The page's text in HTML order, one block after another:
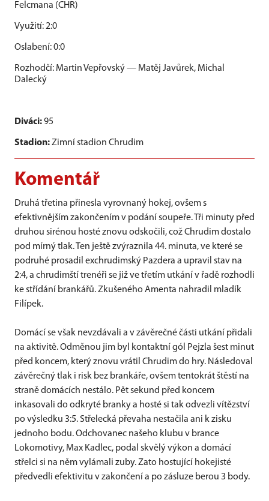
Felcmana (CHR)
Využití: 2:0
Oslabení: 0:0
Rozhodčí: Martin Vepřovský — Matěj Javůrek, Michal
Dalecký
Diváci:95
Stadion:Zimní stadion Chrudim
Komentář
Druhá třetina přinesla vyrovnaný hokej, ovšem s
efektivnějším zakončením v podání soupeře. Tři minuty před
druhou sirénou hosté znovu odskočili, což Chrudim dostalo
pod mírný tlak. Ten ještě zvýraznila 44. minuta, ve které se
podruhé prosadil exchrudimský Pazdera a upravil stav na
2:4, a chrudimští trenéři se již ve třetím utkání v řadě rozhodli
ke střídání brankářů. Zkušeného Amenta nahradil mladík
Filípek.
Domácí se však nevzdávali a v závěrečné části utkání přidali
na aktivitě. Odměnou jim byl kontaktní gól Pejzla šest minut
před koncem, který znovu vrátil Chrudim do hry. Následoval
závěrečný tlak i risk bez brankáře, ovšem tentokrát štěstí na
straně domácích nestálo. Pět sekund před koncem
inkasovali do odkryté branky a hosté si tak odvezli vítězství
po výsledku 3:5. Střelecká převaha nestačila ani k zisku
jednoho bodu. Odchovanec našeho klubu v brance
Lokomotivy, Max Kadlec, podal skvělý výkon a domácí
střelci si na něm vylámali zuby. Zato hostující hokejisté
předvedli efektivitu v zakončení a po zásluze berou 3 body.